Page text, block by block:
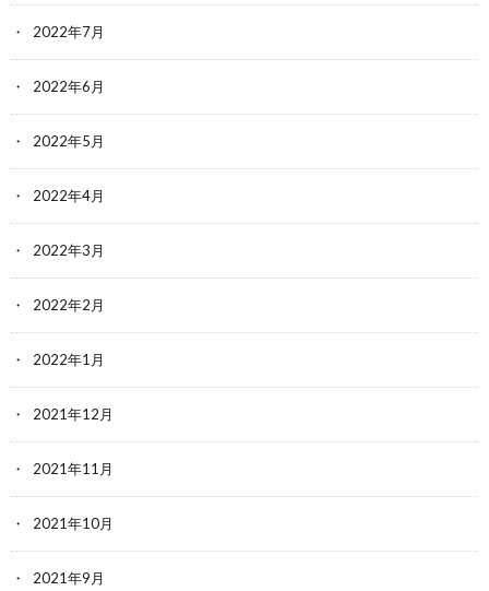
2022年7月
2022年6月
2022年5月
2022年4月
2022年3月
2022年2月
2022年1月
2021年12月
2021年11月
2021年10月
2021年9月